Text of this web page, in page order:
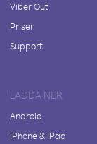
Viber Out
Priser
Support
LADDA NER
Android
iPhone & iPad